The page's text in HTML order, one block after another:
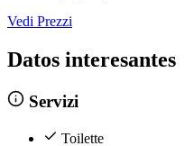
Vedi Prezzi
Datos interesantes
Servizi
Toilette